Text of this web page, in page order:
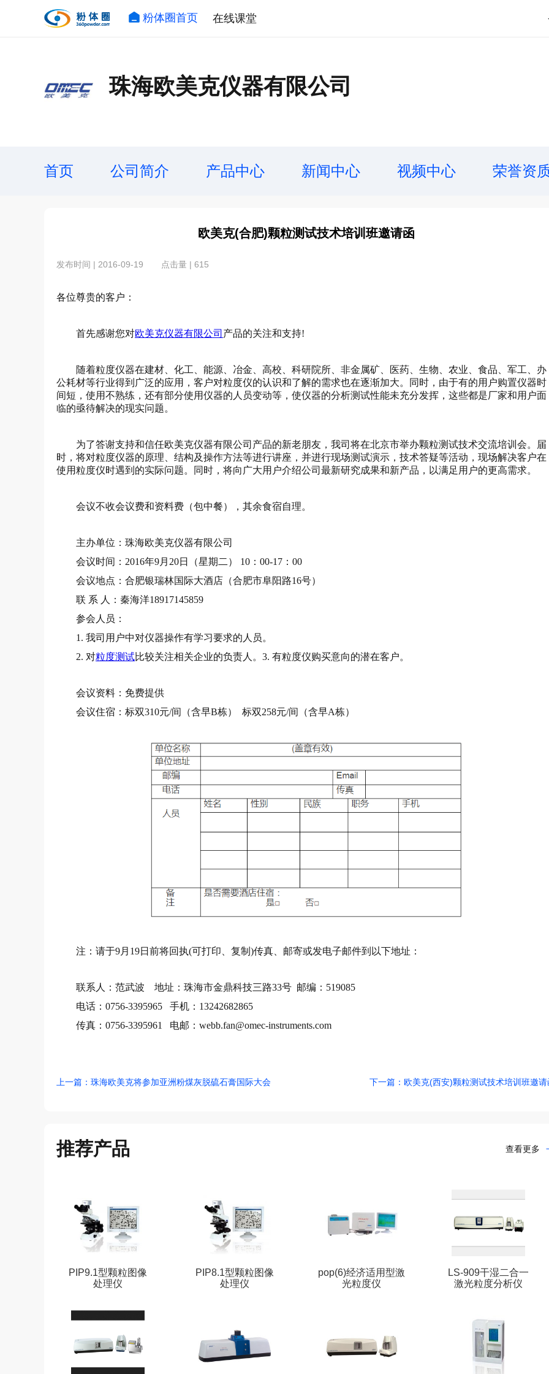
粉体圈首页 在线课堂
珠海欧美克仪器有限公司
首页 公司简介 产品中心 新闻中心 视频中心 荣誉资
欧美克(合肥)颗粒测试技术培训班邀请函
发布时间 | 2016-09-19 点击量 | 615
各位尊贵的客户：
首先感谢您对欧美克仪器有限公司 产品的关注和支持!
随着粒度仪器在建材、化工、能源、冶金、高校、科研院所、非金属矿、医药、生物、农业、食品、军工、办
公耗材等行业得到广泛的应用，客户对粒度仪的认识和了解的需求也在逐渐加大。同时，由于有的用户购置仪器时
间短，使用不熟练，还有部分使用仪器的人员变动等，使仪器的分析测试性能未充分发挥，这些都是厂家和用户面
临的亟待解决的现实问题。
为了答谢支持和信任欧美克仪器有限公司产品的新老朋友，我司将在北京市举办颗粒测试技术交流培训会。届
时，将对粒度仪器的原理、结构及操作方法等进行讲座，并进行现场测试演示，技术答疑等活动，现场解决客户在
使用粒度仪时遇到的实际问题。同时，将向广大用户介绍公司最新研究成果和新产品，以满足用户的更高需求。
会议不收会议费和资料费（包中餐），其余食宿自理。
主办单位：珠海欧美克仪器有限公司
会议时间： 2016年9月20日（星期二） 10：00-17：00
会议地点：合肥银瑞林国际大酒店（合肥市阜阳路16号）
联 系 人：秦海洋18917145859
参会人员：
1. 我司用户中对仪器操作有学习要求的人员。
2. 对粒度测试比较关注相关企业的负责人。3. 有粒度仪购买意向的潜在客户。
会议资料：免费提供
会议住宿：标双310元/间（含早B栋） 标双258元/间（含早A栋）
注：请于9月19日前将回执(可打印、复制)传真、邮寄或发电子邮件到以下地址：
联系人：范武波 地址：珠海市金鼎科技三路33号 邮编：519085
电话： 0756-3395965 手机：13242682865
传真： 0756-3395961 电邮：webb.fan@omec-instruments.com
上一篇：珠海欧美克将参加亚洲粉煤灰脱硫石膏国际大会 下一篇：欧美克(西安)颗粒测试技术培训班邀请
推荐产品 查看更多
PIP9.1型颗粒图像
处理仪
PIP8.1型颗粒图像
处理仪
pop(6)经济适用型激
光粒度仪
LS-909干湿二合一
激光粒度分析仪